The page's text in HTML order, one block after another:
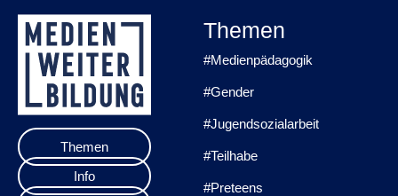
Themen
Info
Themen
#Medienpädagogik
#Gender
#Jugendsozialarbeit
#Teilhabe
#Preteens